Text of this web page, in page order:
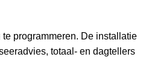
programmeren. De installatie
totaal- en dagtellers